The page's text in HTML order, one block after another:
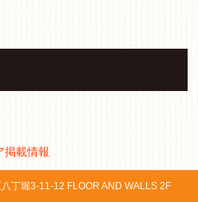
掲載情報
丁堀3-11-12 FLOOR AND WALLS 2F